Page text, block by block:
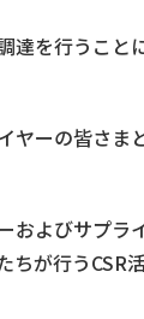
を行うこと
ーの皆さま
よびサプ
が行う